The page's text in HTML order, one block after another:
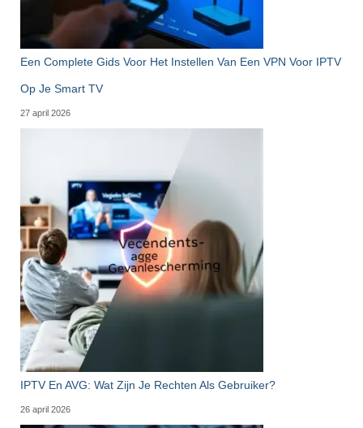
Een Complete Gids Voor Het Instellen Van Een VPN Voor IPTV
Op Je Smart TV
27 april 2026
IPTV En AVG: Wat Zijn Je Rechten Als Gebruiker?
26 april 2026